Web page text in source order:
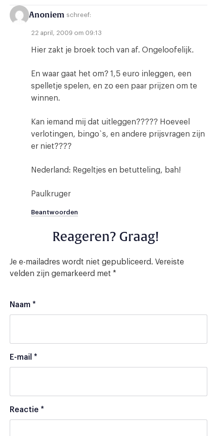
Anoniem schreef:
22 april, 2009 om 09:13
Hier zakt je broek toch van af. Ongeloofelijk.
En waar gaat het om? 1,5 euro inleggen, een
spelletje spelen, en zo een paar prijzen om te
winnen.
Kan iemand mij dat uitleggen????? Hoeveel
verlotingen, bingo`s, en andere prijsvragen zijn
er niet????
Nederland: Regeltjes en betutteling, bah!
Paulkruger
Beantwoorden
Reageren? Graag!
Je e-mailadres wordt niet gepubliceerd. Vereiste
velden zijn gemarkeerd met *
Naam *
E-mail *
Reactie *